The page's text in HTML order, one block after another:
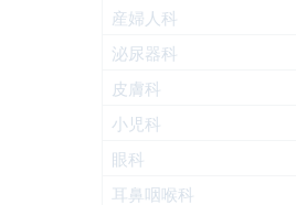
産婦人科
泌尿器科
皮膚科
小児科
眼科
耳鼻咽喉科